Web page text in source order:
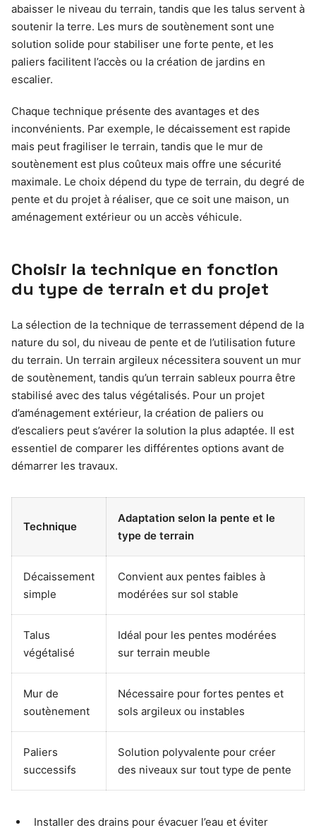
abaisser le niveau du terrain, tandis que les talus servent à
soutenir la terre. Les murs de soutènement sont une
solution solide pour stabiliser une forte pente, et les
paliers facilitent l’accès ou la création de jardins en
escalier.
Chaque technique présente des avantages et des
inconvénients. Par exemple, le décaissement est rapide
mais peut fragiliser le terrain, tandis que le mur de
soutènement est plus coûteux mais offre une sécurité
maximale. Le choix dépend du type de terrain, du degré de
pente et du projet à réaliser, que ce soit une maison, un
aménagement extérieur ou un accès véhicule.
Choisir la technique en fonction
du type de terrain et du projet
La sélection de la technique de terrassement dépend de la
nature du sol, du niveau de pente et de l’utilisation future
du terrain. Un terrain argileux nécessitera souvent un mur
de soutènement, tandis qu’un terrain sableux pourra être
stabilisé avec des talus végétalisés. Pour un projet
d’aménagement extérieur, la création de paliers ou
d’escaliers peut s’avérer la solution la plus adaptée. Il est
essentiel de comparer les différentes options avant de
démarrer les travaux.
Technique
Adaptation selon la pente et le
type de terrain
Décaissement
simple
Convient aux pentes faibles à
modérées sur sol stable
Talus
végétalisé
Idéal pour les pentes modérées
sur terrain meuble
Mur de
soutènement
Nécessaire pour fortes pentes et
sols argileux ou instables
Paliers
successifs
Solution polyvalente pour créer
des niveaux sur tout type de pente
Installer des drains pour évacuer l’eau et éviter